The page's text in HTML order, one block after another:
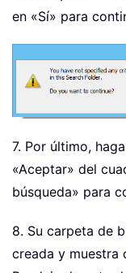
en «Sí» para
7. Por último,
«Aceptar» del
búsqueda» para
8. Su carpeta de
creada y muestra